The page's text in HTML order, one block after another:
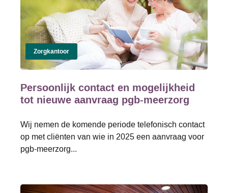
Zorgkantoor
Persoonlijk contact en mogelijkheid
tot nieuwe aanvraag pgb-meerzorg
Wij nemen de komende periode telefonisch contact
op met cliënten van wie in 2025 een aanvraag voor
pgb-meerzorg...